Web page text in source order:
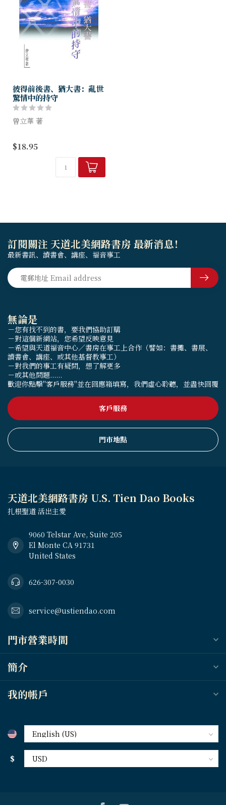
彼得前後書、猶大書：亂世
驚情中的持守
曾立華 著
的信息，內容是第一世紀的真
象，也是現今世代的真象。本
書以作者《在盼望中儆醒》為
藍本，大幅度增修及補充其釋
$18.95
無論是
－您有找不到的書，要我們協助訂購
－對這個新網站，您希望反映意見
－希望與天道福音中心／書房在事工上合作（譬如：書攤、書展、
讀書會、講座、或其他基督教事工）
－對我們的事工有疑問，想了解更多
－或其他問題......
歡迎你點擊"客戶服務"並在回應箱填寫，我們虛心聆聽，並盡快回覆
客戶服務
門市地點
訂閱關注 天道北美網路書房 最新消息！
最新書訊、讀書會、講座、福音事工
天道北美網路書房 U.S. Tien Dao Books
扎根聖道 活出主愛
9060 Telstar Ave, Suite 205
El Monte CA 91731
United States
626-307-0030
service@ustiendao.com
門市營業時間
簡介
我的帳戶
$